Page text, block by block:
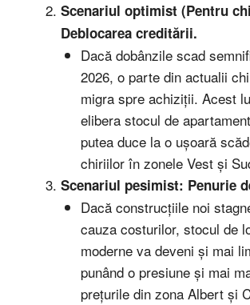
Scenariul optimist (Pentru
Deblocarea creditării.
Dacă dobânzile scad
2026, o parte din actualii
migra spre achiziții. Acest
elibera stocul de
putea duce la o ușoară
chiriilor în zonele Vest și
Scenariul pesimist: Penurie
Dacă construcțiile noi
cauza costurilor, stocul de
moderne va deveni și mai
punând o presiune și mai
prețurile din zona Albert și